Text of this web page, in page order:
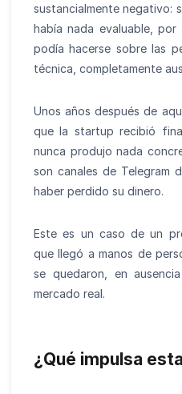
sustancialmente negativo:
había nada evaluable,
podía hacerse sobre las
técnica, completamente
Unos años después de
que la startup recibió
nunca produjo nada
son canales de Telegram
haber perdido su dinero.
Este es un caso de un
que llegó a manos de
se quedaron, en
mercado real.
¿Qué impulsa